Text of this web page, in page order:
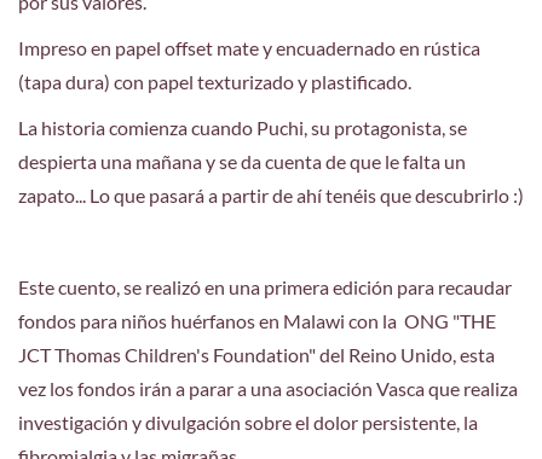
Impreso en papel offset mate y encuadernado en rústica
(tapa dura) con papel texturizado y plastificado.
La historia comienza cuando Puchi, su protagonista, se
despierta una mañana y se da cuenta de que le falta un
zapato... Lo que pasará a partir de ahí tenéis que descubrirlo :)
Este cuento, se realizó en una primera edición para recaudar
fondos para niños huérfanos en Malawi con la ONG "THE
JCT Thomas Children's Foundation" del Reino Unido, esta
vez los fondos irán a parar a una asociación Vasca que realiza
investigación y divulgación sobre el dolor persistente, la